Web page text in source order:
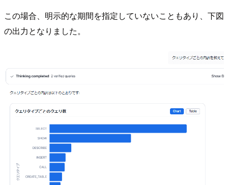
この場合、明示的な期間を指定していないこともあり、下図
の出力となりました。